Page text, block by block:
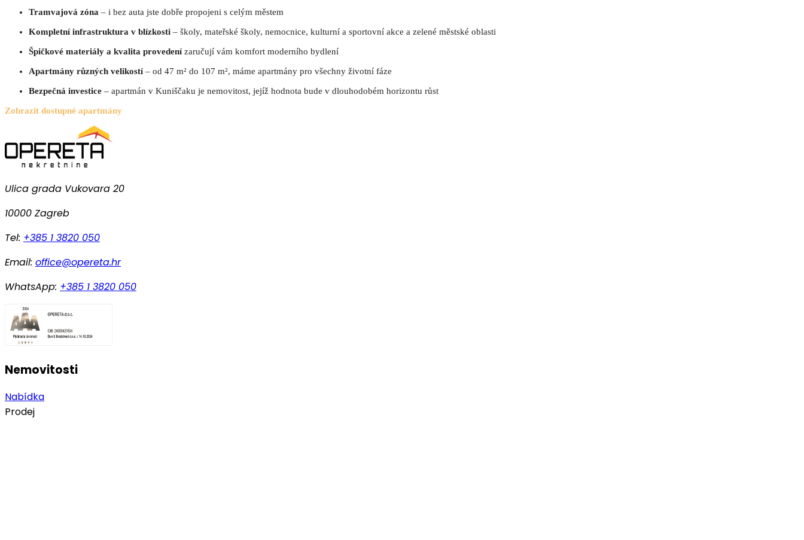
Tramvajová zóna – i bez auta jste dobře propojeni s celým městem
Kompletní infrastruktura v blízkosti – školy, mateřské školy, nemocnice, kulturní a sportovní akce a zelené městské oblasti
Špičkové materiály a kvalita provedenízaručují vám komfort moderního bydlení
Apartmány různých velikostí– od 47 m² do 107 m², máme apartmány pro všechny životní fáze
Bezpečná investice – apartmán v Kuniščaku je nemovitost, jejíž hodnota bude v dlouhodobém horizontu růst
Zobrazit dostupné apartmány
Ulica grada Vukovara 20
10000 Zagreb
Tel: +385 1 3820 050
Email: office@opereta.hr
WhatsApp: +385 1 3820 050
Nemovitosti
Nabídka
Prodej